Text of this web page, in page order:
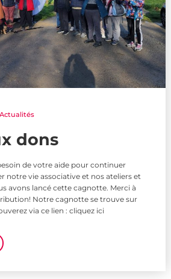
Actualités
dons
de votre aide pour continuer
notre vie associative et nos ateliers et
avons lancé cette cagnotte. Merci à
Notre cagnotte se trouve sur
via ce lien : cliquez ici